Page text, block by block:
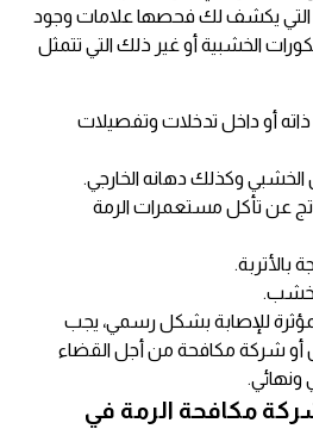
التي يكشف لك فحصها علامات وجود
الخشبية أو غير ذلك التي تتمثل
أو داخل تدخلات وتفصيلات
وكذلك دهانه الخارجي.
عن تأكل مستعمرات الرمة
بالأتربة.
للإصابة بشكل رسمي، يجب
شركة مكافحة من أجل القضاء
ونهائي.
مكافحة الرمة في